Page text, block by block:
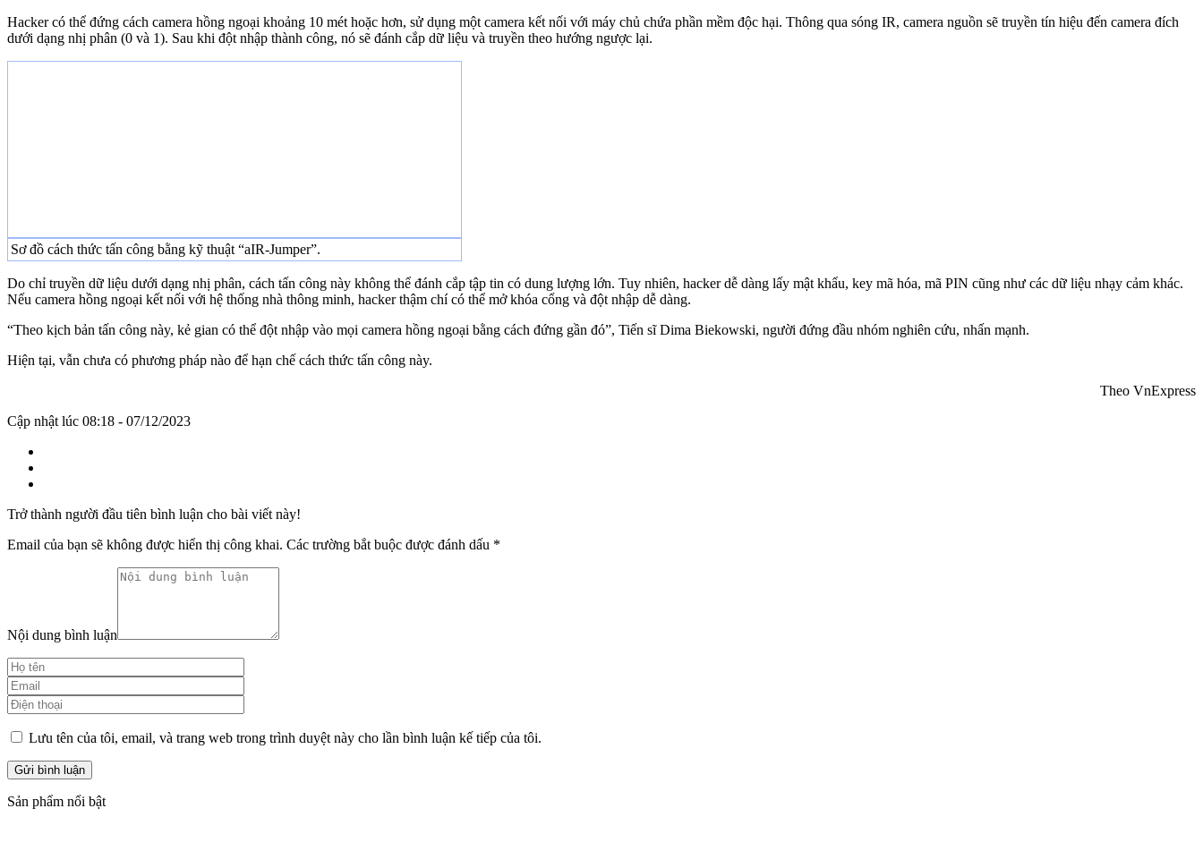
Hacker có thể đứng cách camera hồng ngoại khoảng 10 mét hoặc hơn, sử dụng một camera kết nối với máy chủ chứa phần mềm độc hại. Thông qua sóng IR, camera nguồn sẽ truyền tín hiệu đến camera đích
dưới dạng nhị phân (0 và 1). Sau khi đột nhập thành công, nó sẽ đánh cắp dữ liệu và truyền theo hướng ngược lại.
Sơ đồ cách thức tấn công bằng kỹ thuật “aIR-Jumper”.
Do chỉ truyền dữ liệu dưới dạng nhị phân, cách tấn công này không thể đánh cắp tập tin có dung lượng lớn. Tuy nhiên, hacker dễ dàng lấy mật khẩu, key mã hóa, mã PIN cũng như các dữ liệu nhạy cảm khác.
Nếu camera hồng ngoại kết nối với hệ thống nhà thông minh, hacker thậm chí có thể mở khóa cổng và đột nhập dễ dàng.
“Theo kịch bản tấn công này, kẻ gian có thể đột nhập vào mọi camera hồng ngoại bằng cách đứng gần đó”, Tiến sĩ Dima Biekowski, người đứng đầu nhóm nghiên cứu, nhấn mạnh.
Hiện tại, vẫn chưa có phương pháp nào để hạn chế cách thức tấn công này.
Theo VnExpress
Cập nhật lúc 08:18 - 07/12/2023
Trở thành người đầu tiên bình luận cho bài viết này!
Email của bạn sẽ không được hiển thị công khai. Các trường bắt buộc được đánh dấu *
Nội dung bình luận
Lưu tên của tôi, email, và trang web trong trình duyệt này cho lần bình luận kế tiếp của tôi.
Sản phẩm nổi bật